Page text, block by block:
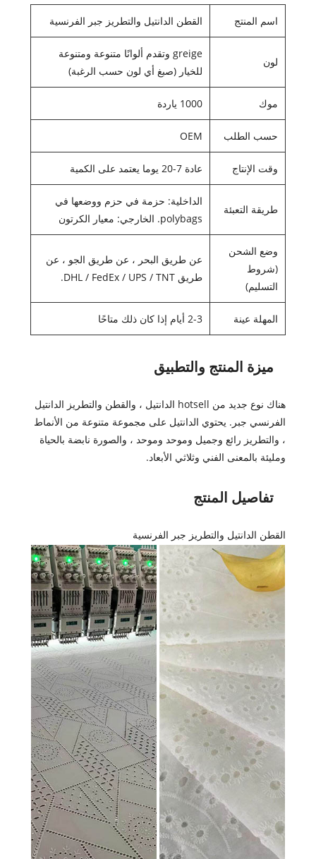
اسم المنتج القطن الدانتيل والتطريز جبر الفرنسية
لون
greige وتقدم ألوانًا متنوعة ومتنوعة
للخيار (صبغ أي لون حسب الرغبة)
موك 1000 ياردة
حسب الطلب OEM
وقت الإنتاج عادة 7-20 يوما يعتمد على الكمية
طريقة التعبئة
الداخلية: حزمة في حزم ووضعها في
polybags. الخارجي: معيار الكرتون
وضع الشحن
(شروط
التسليم)
عن طريق البحر ، عن طريق الجو ، عن
طريق DHL / FedEx / UPS / TNT.
المهلة عينة 2-3 أيام إذا كان ذلك متاحًا
ميزة المنتج والتطبيق
هناك نوع جديد من hotsell الدانتيل ، والقطن والتطريز الدانتيل
الفرنسي جبر. يحتوي الدانتيل على مجموعة متنوعة من الأنماط
، والتطريز رائع وجميل وموحد وموحد ، والصورة نابضة بالحياة
ومليئة بالمعنى الفني وثلاثي الأبعاد.
تفاصيل المنتج
القطن الدانتيل والتطريز جبر الفرنسية